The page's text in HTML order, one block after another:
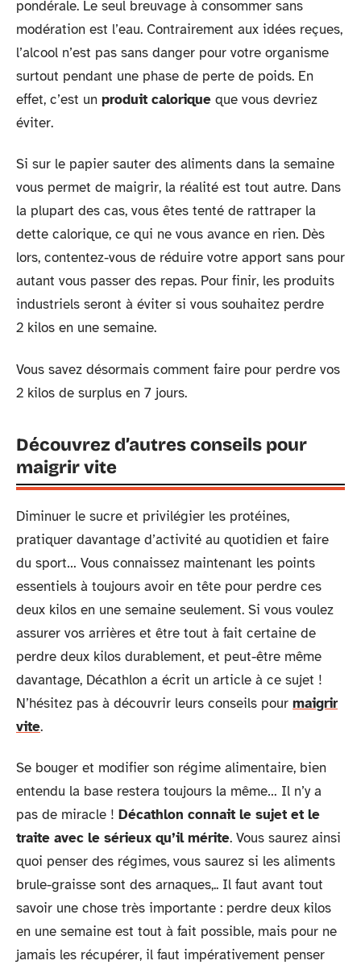
pondérale. Le seul breuvage à consommer sans
modération est l’eau. Contrairement aux idées reçues,
l’alcool n’est pas sans danger pour votre organisme
surtout pendant une phase de perte de poids. En
effet, c’est un produit calorique que vous devriez
éviter.
Si sur le papier sauter des aliments dans la semaine
vous permet de maigrir, la réalité est tout autre. Dans
la plupart des cas, vous êtes tenté de rattraper la
dette calorique, ce qui ne vous avance en rien. Dès
lors, contentez-vous de réduire votre apport sans pour
autant vous passer des repas. Pour finir, les produits
industriels seront à éviter si vous souhaitez perdre
2 kilos en une semaine.
Vous savez désormais comment faire pour perdre vos
2 kilos de surplus en 7 jours.
Découvrez d’autres conseils pour
maigrir vite
Diminuer le sucre et privilégier les protéines,
pratiquer davantage d’activité au quotidien et faire
du sport… Vous connaissez maintenant les points
essentiels à toujours avoir en tête pour perdre ces
deux kilos en une semaine seulement. Si vous voulez
assurer vos arrières et être tout à fait certaine de
perdre deux kilos durablement, et peut-être même
davantage, Décathlon a écrit un article à ce sujet !
N’hésitez pas à découvrir leurs conseils pour maigrir
vite.
Se bouger et modifier son régime alimentaire, bien
entendu la base restera toujours la même… Il n’y a
pas de miracle ! Décathlon connait le sujet et le
traite avec le sérieux qu’il mérite. Vous saurez ainsi
quoi penser des régimes, vous saurez si les aliments
brule-graisse sont des arnaques,.. Il faut avant tout
savoir une chose très importante : perdre deux kilos
en une semaine est tout à fait possible, mais pour ne
jamais les récupérer, il faut impérativement penser